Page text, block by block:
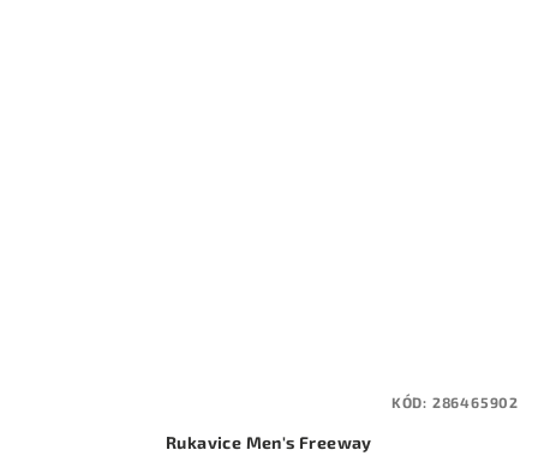
Rukavice Men's Freeway
KÓD: 286465902